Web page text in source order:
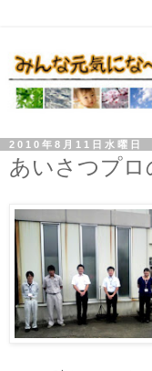
2010年8月11日水曜日
あいさつプ